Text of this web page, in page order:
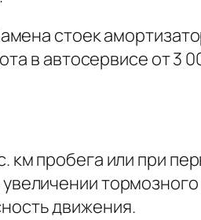
стоек
в автосервисе от 3
км пробега или при
движения.